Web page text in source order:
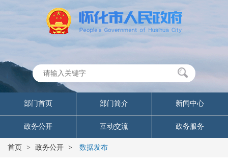
部门首页 部门简介 新闻中心
政务公开 互动交流 政务服务
首页 > 政务公开 > 数据发布